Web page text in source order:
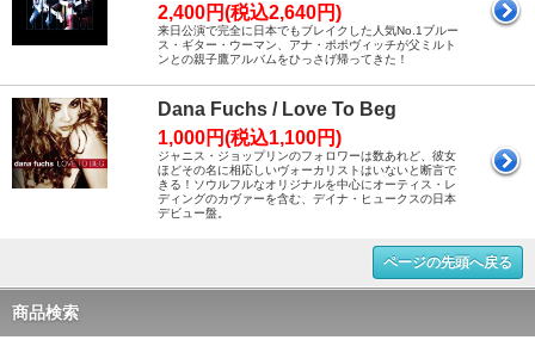
2,400円(税込2,640円)
来日公演で完全に日本でもブレイクした人気No.1ブルー
ス・ギター・ウーマン、アナ・ポポヴィッチが父ミルト
ンとの親子鷹アルバムをひっさげ帰ってきた！
Dana Fuchs / Love To Beg
1,000円(税込1,100円)
ジャニス・ジョップリンのフォロワーは数あれど、彼女
ほどその名に相応しいヴォーカリストはいないと断言で
きる！ソウルフルなオリジナルを中心にオーティス・レ
ディングのカヴァーを含む、デイナ・ヒュークスの日本
デビュー盤。
ページの先頭へ戻る
商品検索